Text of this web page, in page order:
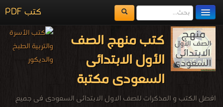
كتب PDF
مكتبة الكتب
المكتبات
يُقرأ حالياً
كتب منهج الصف
الأول الابتدائى
السعودى مكتبة
افضل الكتب و المذكرات للصف الاول الابتدائى السعودى فى جميع